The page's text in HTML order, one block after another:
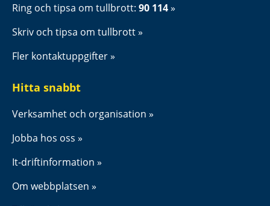
Ring och tipsa om tullbrott: 90 114
Skriv och tipsa om tullbrott
Fler kontaktuppgifter
Hitta snabbt
Verksamhet och organisation
Jobba hos oss
It-driftinformation
Om webbplatsen